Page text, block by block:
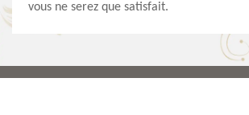
vous ne serez que satisfait.